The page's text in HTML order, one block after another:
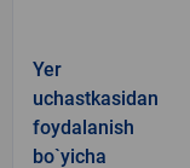
Yer
uchastkasidan
foydalanish
bo`yicha